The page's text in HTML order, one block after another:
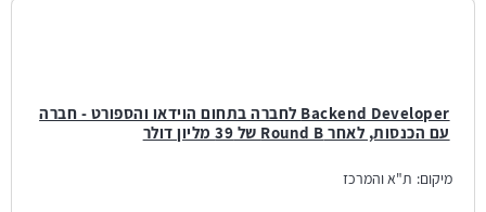
Backend Developer לחברה בתחום הוידאו והספורט - חברה
עם הכנסות, לאחר Round B של 39 מליון דולר
מיקום: ת"א והמרכז